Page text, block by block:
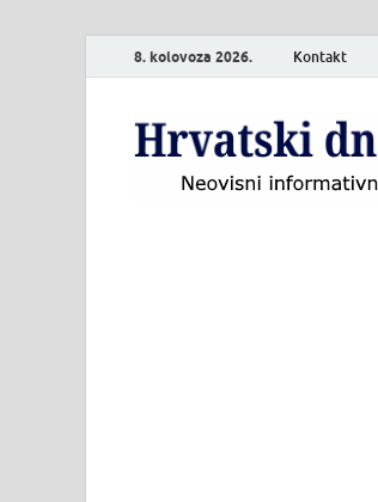
8. kolovoza 2026. Kontakt